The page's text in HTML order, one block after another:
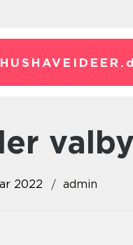
HUSHAVEIDEER.
2022 admin